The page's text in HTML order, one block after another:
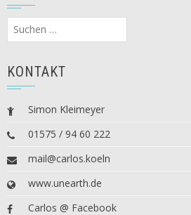
Suchen
nach:
KONTAKT
Simon Kleimeyer
01575 / 94 60 222
mail@carlos.koeln
www.unearth.de
Carlos @ Facebook